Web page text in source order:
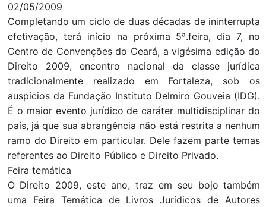
02/05/2009
Completando um ciclo de duas décadas de ininterrupta
efetivação, terá início na próxima 5ª.feira, dia 7, no
Centro de Convenções do Ceará, a vigésima edição do
Direito 2009, encontro nacional da classe jurídica
tradicionalmente realizado em Fortaleza, sob os
auspícios da Fundação Instituto Delmiro Gouveia (IDG).
É o maior evento jurídico de caráter multidisciplinar do
país, já que sua abrangência não está restrita a nenhum
ramo do Direito em particular. Dele fazem parte temas
referentes ao Direito Público e Direito Privado.
Feira temática
O Direito 2009, este ano, traz em seu bojo também
uma Feira Temática de Livros Jurídicos de Autores